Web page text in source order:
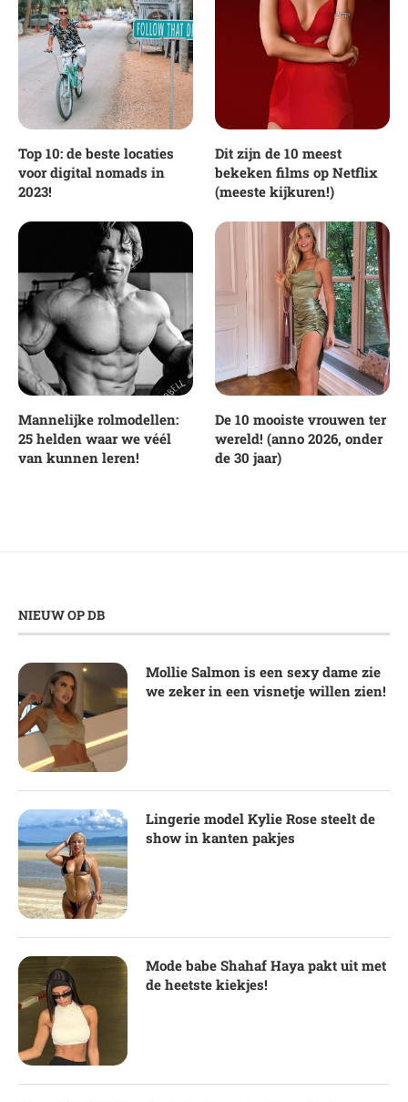
Top 10: de beste locaties
voor digital nomads in
2023!
Dit zijn de 10 meest
bekeken films op Netflix
(meeste kijkuren!)
Mannelijke rolmodellen:
25 helden waar we véél
van kunnen leren!
De 10 mooiste vrouwen ter
wereld! (anno 2026, onder
de 30 jaar)
NIEUW OP DB
Mollie Salmon is een sexy dame zie
we zeker in een visnetje willen zien!
Lingerie model Kylie Rose steelt de
show in kanten pakjes
Mode babe Shahaf Haya pakt uit met
de heetste kiekjes!